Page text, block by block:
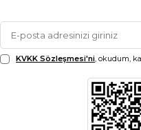
KVKK Sözleşmesi'ni , okudum,